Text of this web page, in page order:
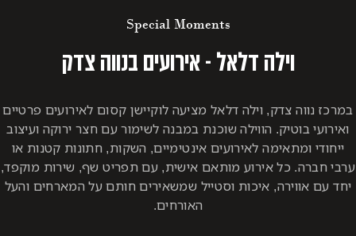
Special Moments
וילה דלאל - אירועים בנווה צדק
במרכז נווה צדק, וילה דלאל מציעה לוקיישן קסום לאירועים פרטיים
ואירועי בוטיק. הווילה שוכנת במבנה לשימור עם חצר ירוקה ועיצוב
ייחודי ומתאימה לאירועים אינטימיים, השקות, חתונות קטנות או
ערבי חברה. כל אירוע מותאם אישית, עם תפריט שף, שירות מוקפד,
יחד עם אווירה, איכות וסטייל שמשאירים חותם על המארחים והעל
האורחים.